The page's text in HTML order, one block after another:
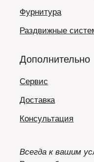
Фурнитура
Раздвижные
Дополнительно
Сервис
Доставка
Консультация
Всегда к вашим